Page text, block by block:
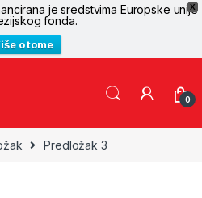
X
je sredstvima Europske unije
fonda.
o tome
0
Predložak 3